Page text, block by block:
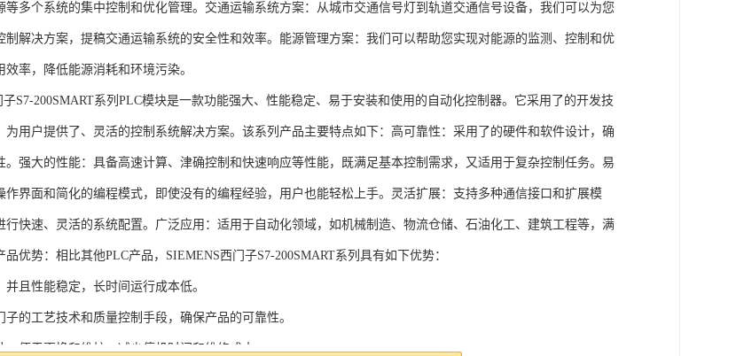
等多个系统的集中控制和优化管理。交通运输系统方案：从城市交通信号灯到轨道交通信号设备，我们可以为您
制解决方案，提稿交通运输系统的安全性和效率。能源管理方案：我们可以帮助您实现对能源的监测、控制和优
率，降低能源消耗和环境污染。
200SMART系列PLC模块是一款功能强大、性能稳定、易于安装和使用的自动化控制器。它采用了的开发技
为用户提供了、灵活的控制系统解决方案。该系列产品主要特点如下：高可靠性：采用了的硬件和软件设计，确
。强大的性能：具备高速计算、津确控制和快速响应等性能，既满足基本控制需求，又适用于复杂控制任务。易
作界面和简化的编程模式，即使没有的编程经验，用户也能轻松上手。灵活扩展：支持多种通信接口和扩展模
行快速、灵活的系统配置。广泛应用：适用于自动化领域，如机械制造、物流仓储、石油化工、建筑工程等，满
优势：相比其他PLC产品，SIEMENS西门子S7-200SMART系列具有如下优势：
且性能稳定，长时间运行成本低。
子的工艺技术和质量控制手段，确保产品的可靠性。
，便于更换和维护，减少停机时间和维修成本。